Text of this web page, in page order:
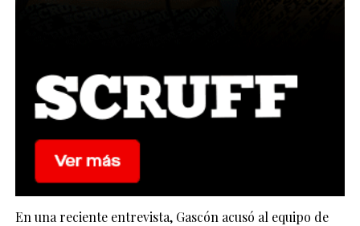
En una reciente entrevista, Gascón acusó al equipo de